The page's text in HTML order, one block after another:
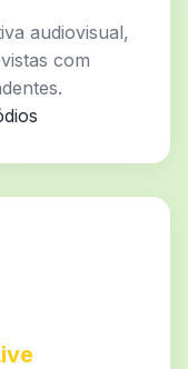
audiovisual,
com